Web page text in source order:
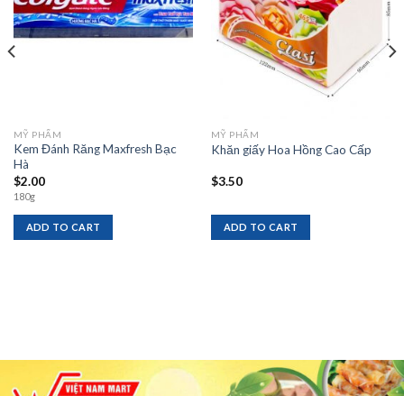
MỸ PHẨM
Kem Đánh Răng Maxfresh Bạc
Hà
$2.00
180g
ADD TO CART
MỸ PHẨM
Khăn giấy Hoa Hồng Cao Cấp
$3.50
ADD TO CART